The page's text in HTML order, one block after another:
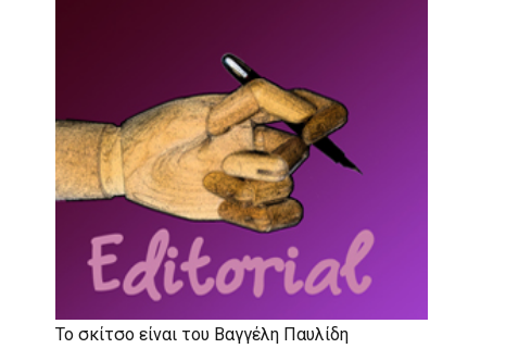
Το σκίτσο είναι του Βαγγέλη Παυλίδη